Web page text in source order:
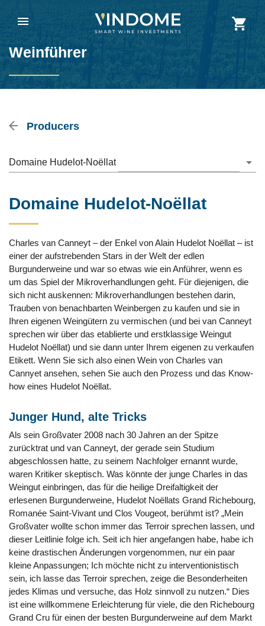
Weinführer
Producers
Domaine Hudelot-Noëllat
Domaine Hudelot-Noëllat
Charles van Canneyt – der Enkel von Alain Hudelot Noëllat – ist
einer der aufstrebenden Stars in der Welt der edlen
Burgunderweine und war so etwas wie ein Anführer, wenn es
um das Spiel der Mikroverhandlungen geht. Für diejenigen, die
sich nicht auskennen: Mikroverhandlungen bestehen darin,
Trauben von benachbarten Weinbergen zu kaufen und sie in
Ihren eigenen Weingütern zu vermischen (und bei van Canneyt
sprechen wir über das etablierte und erstklassige Weingut
Hudelot Noëllat) und sie dann unter Ihrem eigenen zu verkaufen
Etikett. Wenn Sie sich also einen Wein von Charles van
Cannyet ansehen, sehen Sie auch den Prozess und das Know-
how eines Hudelot Noëllat.
Junger Hund, alte Tricks
Als sein Großvater 2008 nach 30 Jahren an der Spitze
zurücktrat und van Canneyt, der gerade sein Studium
abgeschlossen hatte, zu seinem Nachfolger ernannt wurde,
waren Kritiker skeptisch. Was könnte der junge Charles in das
Weingut einbringen, das für die heilige Dreifaltigkeit der
erlesenen Burgunderweine, Hudelot Noëllats Grand Richebourg,
Romanée Saint-Vivant und Clos Vougeot, berühmt ist? „Mein
Großvater wollte schon immer das Terroir sprechen lassen, und
dieser Leitlinie folge ich. Seit ich hier angefangen habe, habe ich
keine drastischen Änderungen vorgenommen, nur ein paar
kleine Anpassungen; Ich möchte nicht zu interventionistisch
sein, ich lasse das Terroir sprechen, zeige die Besonderheiten
jedes Klimas und versuche, das Holz sinnvoll zu nutzen.“ Dies
ist eine willkommene Erleichterung für viele, die den Richebourg
Grand Cru für einen der besten Burgunderweine auf dem Markt